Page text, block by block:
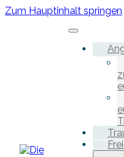
Zum Hauptinhalt springen